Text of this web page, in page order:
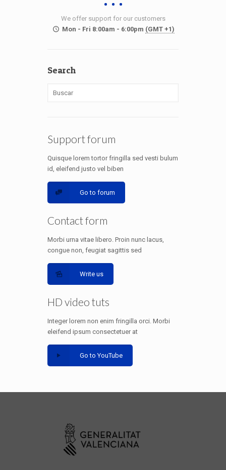
We offer support for our customers
Mon - Fri 8:00am - 6:00pm (GMT +1)
Search
Support forum
Quisque lorem tortor fringilla sed vesti bulum
id, eleifend justo vel biben
Go to forum
Contact form
Morbi urna vitae libero. Proin nunc lacus,
congue non, feugiat sagittis sed
Write us
HD video tuts
Integer lorem non enim fringilla orci. Morbi
eleifend ipsum consectetuer at
Go to YouTube